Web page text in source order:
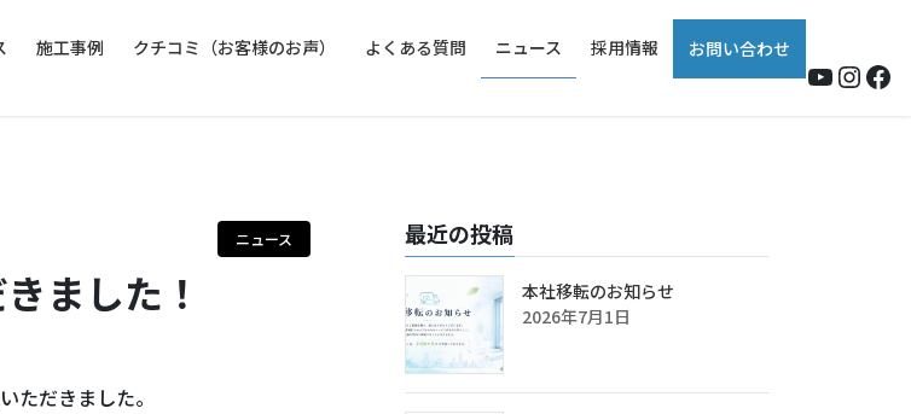
施工事例 クチコミ（お客様のお声） よくある質問 ニュース 採用情報 お問い合わせ
ニュース
ました！
ただきました。
最近の投稿
本社移転のお知らせ
2026年7月1日